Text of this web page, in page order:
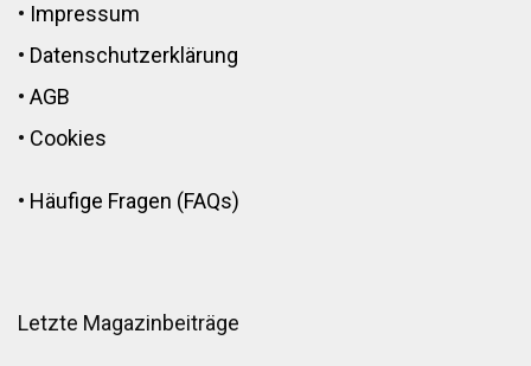
• Impressum
• Datenschutzerklärung
• AGB
• Cookies
• Häufige Fragen (FAQs)
Letzte Magazinbeiträge